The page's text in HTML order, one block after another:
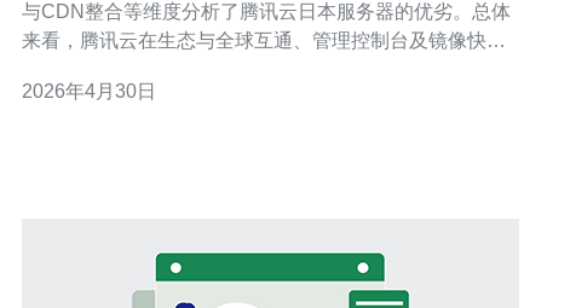
与CDN整合等维度分析了腾讯云日本服务器的优劣。总体
来看，腾讯云在生态与全球互通、管理控制台及镜像快照
格并不总是最划算。针对日本市场或对接国内用户的场
2026年4月30日